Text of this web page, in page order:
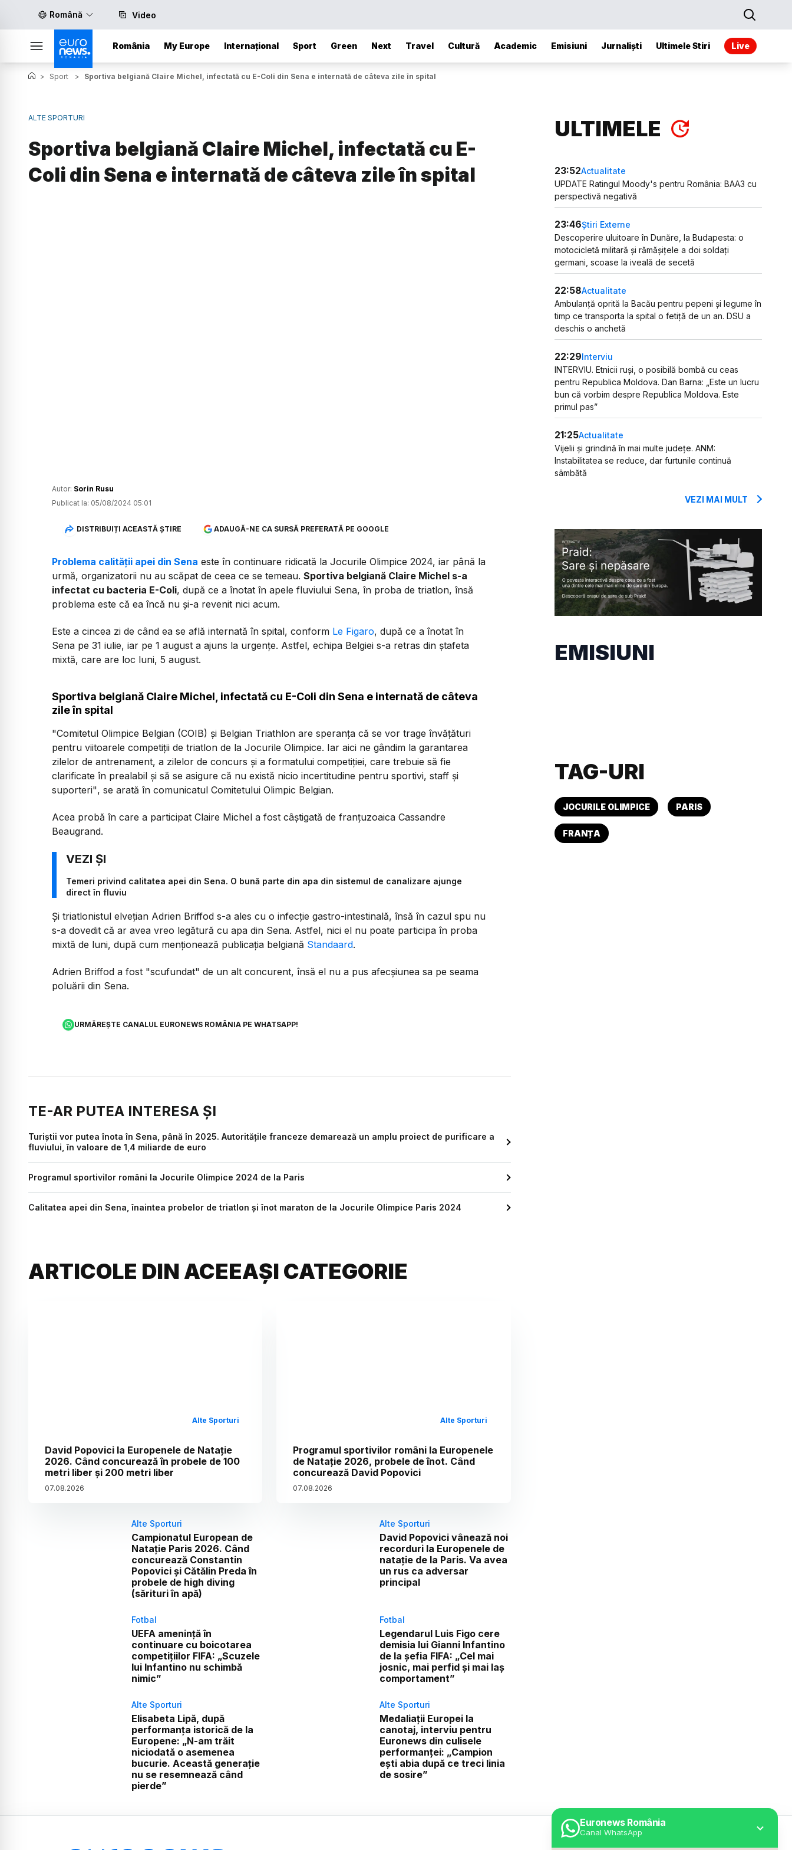
Română Video
România My Europe Internațional Sport Green Next Travel Cultură Academic Emisiuni Jurnaliști Ultimele Stiri Live
Euronews România
Canal WhatsApp
> Sport > Sportiva belgiană Claire Michel, infectată cu E-Coli din Sena e internată de câteva zile în spital
ALTE SPORTURI
Sportiva belgiană Claire Michel, infectată cu E-
Coli din Sena e internată de câteva zile în spital
Autor: Sorin Rusu
Publicat la: 05/08/2024 05:01
DISTRIBUIȚI ACEASTĂ ȘTIRE ADAUGĂ-NE CA SURSĂ PREFERATĂ PE GOOGLE
Problema calității apei din Sena este în continuare ridicată la Jocurile Olimpice 2024, iar până la
urmă, organizatorii nu au scăpat de ceea ce se temeau. Sportiva belgiană Claire Michel s-a
infectat cu bacteria E-Coli, după ce a înotat în apele fluviului Sena, în proba de triatlon, însă
problema este că ea încă nu și-a revenit nici acum.
Este a cincea zi de când ea se află internată în spital, conform Le Figaro, după ce a înotat în
Sena pe 31 iulie, iar pe 1 august a ajuns la urgențe. Astfel, echipa Belgiei s-a retras din ștafeta
mixtă, care are loc luni, 5 august.
Sportiva belgiană Claire Michel, infectată cu E-Coli din Sena e internată de câteva
zile în spital
"Comitetul Olimpice Belgian (COIB) şi Belgian Triathlon are speranța că se vor trage învățături
pentru viitoarele competiţii de triatlon de la Jocurile Olimpice. Iar aici ne gândim la garantarea
zilelor de antrenament, a zilelor de concurs şi a formatului competiţiei, care trebuie să fie
clarificate în prealabil şi să se asigure că nu există nicio incertitudine pentru sportivi, staff şi
suporteri", se arată în comunicatul Comitetului Olimpic Belgian.
Acea probă în care a participat Claire Michel a fost câștigată de franțuzoaica Cassandre
Beaugrand.
Temeri privind calitatea apei din Sena. O bună parte din apa din sistemul de canalizare ajunge
direct în fluviu
Și triatlonistul elvețian Adrien Briffod s-a ales cu o infecție gastro-intestinală, însă în cazul spu nu
s-a dovedit că ar avea vreo legătură cu apa din Sena. Astfel, nici el nu poate participa în proba
mixtă de luni, după cum menționează publicația belgiană Standaard.
Adrien Briffod a fost "scufundat" de un alt concurent, însă el nu a pus afecșiunea sa pe seama
poluării din Sena.
URMĂREȘTE CANALUL EURONEWS ROMÂNIA PE WHATSAPP!
TE-AR PUTEA INTERESA ȘI
Turiștii vor putea înota în Sena, până în 2025. Autoritățile franceze demarează un amplu proiect de purificare a
fluviului, în valoare de 1,4 miliarde de euro
Programul sportivilor români la Jocurile Olimpice 2024 de la Paris
Calitatea apei din Sena, înaintea probelor de triatlon și înot maraton de la Jocurile Olimpice Paris 2024
ARTICOLE DIN ACEEAȘI CATEGORIE
Alte Sporturi
David Popovici la Europenele de Natație
2026. Când concurează în probele de 100
metri liber și 200 metri liber
07.08.2026
Alte Sporturi
Programul sportivilor români la Europenele
de Natație 2026, probele de înot. Când
concurează David Popovici
07.08.2026
Alte Sporturi
Campionatul European de
Natație Paris 2026. Când
concurează Constantin
Popovici și Cătălin Preda în
probele de high diving
(sărituri în apă)
Alte Sporturi
David Popovici vânează noi
recorduri la Europenele de
natație de la Paris. Va avea
un rus ca adversar
principal
Fotbal
UEFA amenință în
continuare cu boicotarea
competițiilor FIFA: „Scuzele
lui Infantino nu schimbă
nimic”
Fotbal
Legendarul Luis Figo cere
demisia lui Gianni Infantino
de la șefia FIFA: „Cel mai
josnic, mai perfid și mai laș
comportament”
Alte Sporturi
Elisabeta Lipă, după
performanța istorică de la
Europene: „N-am trăit
niciodată o asemenea
bucurie. Această generație
nu se resemnează când
pierde”
Alte Sporturi
Medaliații Europei la
canotaj, interviu pentru
Euronews din culisele
performanței: „Campion
ești abia după ce treci linia
de sosire”
ULTIMELE
23:52Actualitate
UPDATE Ratingul Moody's pentru România: BAA3 cu
perspectivă negativă
23:46Știri Externe
Descoperire uluitoare în Dunăre, la Budapesta: o
motocicletă militară și rămășițele a doi soldați
germani, scoase la iveală de secetă
22:58Actualitate
Ambulanță oprită la Bacău pentru pepeni și legume în
timp ce transporta la spital o fetiță de un an. DSU a
deschis o anchetă
22:29Interviu
INTERVIU. Etnicii ruși, o posibilă bombă cu ceas
pentru Republica Moldova. Dan Barna: „Este un lucru
bun că vorbim despre Republica Moldova. Este
primul pas”
21:25Actualitate
Vijelii și grindină în mai multe județe. ANM:
Instabilitatea se reduce, dar furtunile continuă
sâmbătă
VEZI MAI MULT
EMISIUNI
TAG-URI
JOCURILE OLIMPICE PARIS
FRANȚA